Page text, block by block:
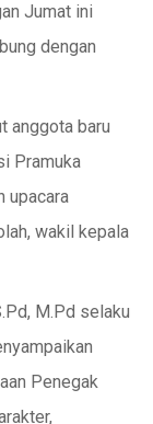
Jumat ini
dengan
anggota baru
Pramuka
upacara
wakil kepala
M.Pd selaku
Penegak